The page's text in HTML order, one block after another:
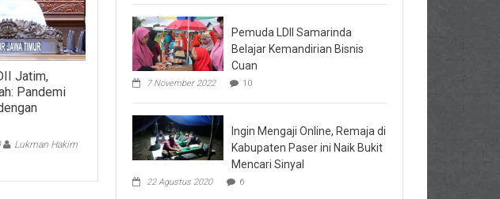
Jatim,
Pandemi
Lukman Hakim
Pemuda LDII Samarinda
Belajar Kemandirian Bisnis
Cuan
7 November 2022 10
Ingin Mengaji Online, Remaja di
Kabupaten Paser ini Naik Bukit
Mencari Sinyal
22 Agustus 2020 6